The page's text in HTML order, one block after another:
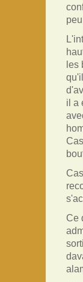
les
il a
Ce